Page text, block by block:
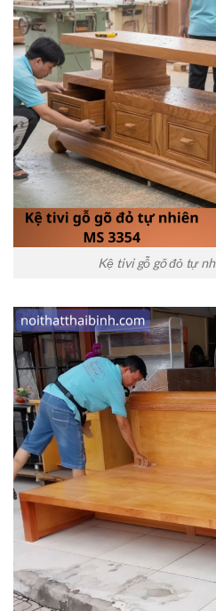
Kệ tivi gỗ gõ đỏ tự